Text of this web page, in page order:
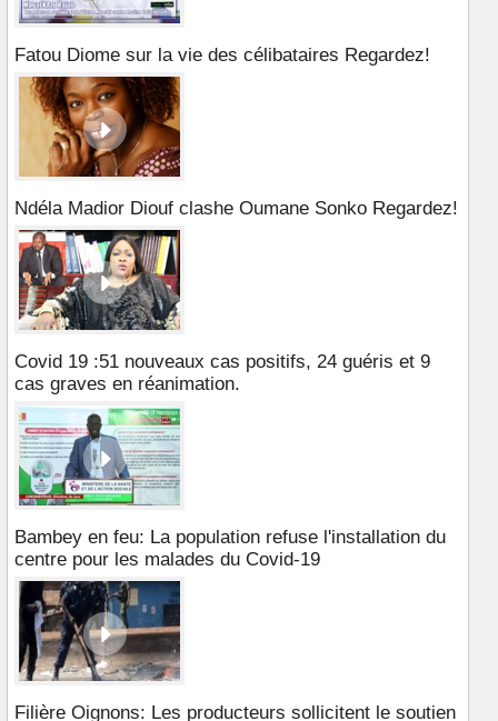
Fatou Diome sur la vie des célibataires Regardez!
Ndéla Madior Diouf clashe Oumane Sonko Regardez!
Covid 19 :51 nouveaux cas positifs, 24 guéris et 9
cas graves en réanimation.
Bambey en feu: La population refuse l'installation du
centre pour les malades du Covid-19
Filière Oignons: Les producteurs sollicitent le soutien